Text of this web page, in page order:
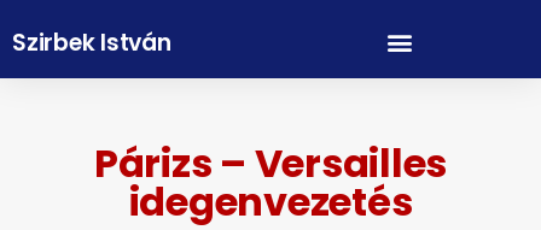
Szirbek István
Párizs – Versailles
idegenvezetés